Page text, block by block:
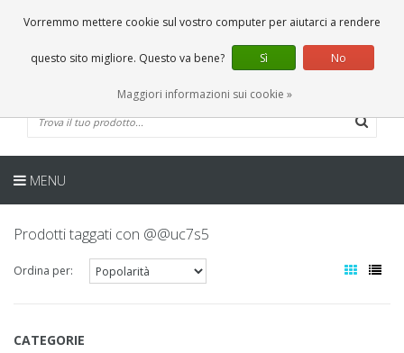
0 Articoli
IT
MENU
Prodotti taggati con @@uc7s5
Ordina per:
CATEGORIE
Vorremmo mettere cookie sul vostro computer per aiutarci a rendere
questo sito migliore. Questo va bene? Sì No
Maggiori informazioni sui cookie »